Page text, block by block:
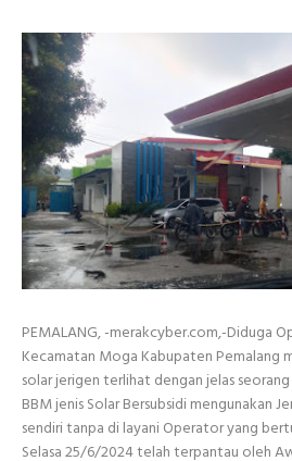
PEMALANG, -merakcyber.com,-Diduga
Kecamatan Moga Kabupaten Pemalang
solar jerigen terlihat dengan jelas
BBM jenis Solar Bersubsidi mengunakan
sendiri tanpa di layani Operator yang
Selasa 25/6/2024 telah terpantau oleh